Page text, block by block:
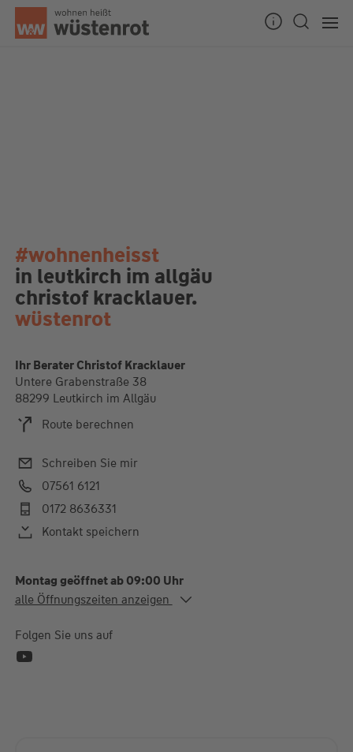
#wohnenheisst
in leutkirch im allgäu
christof kracklauer.
wüstenrot
Ihr Berater Christof Kracklauer
Untere Grabenstraße 38
88299 Leutkirch im Allgäu
Route berechnen
Schreiben Sie mir
07561 6121
0172 8636331
Kontakt speichern
Montag geöffnet ab 09:00 Uhr
Alle Öffnungszeiten
Do.
alle Öffnungszeiten anzeigen
Folgen Sie uns auf